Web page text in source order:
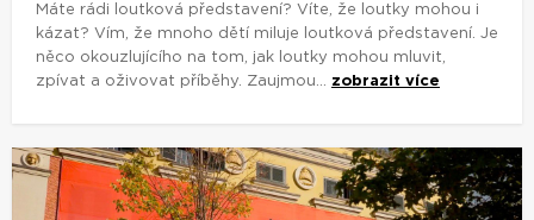
Máte rádi loutková představení? Víte, že loutky mohou i
kázat? Vím, že mnoho dětí miluje loutková představení. Je
něco okouzlujícího na tom, jak loutky mohou mluvit,
zpívat a oživovat příběhy. Zaujmou... zobrazit více